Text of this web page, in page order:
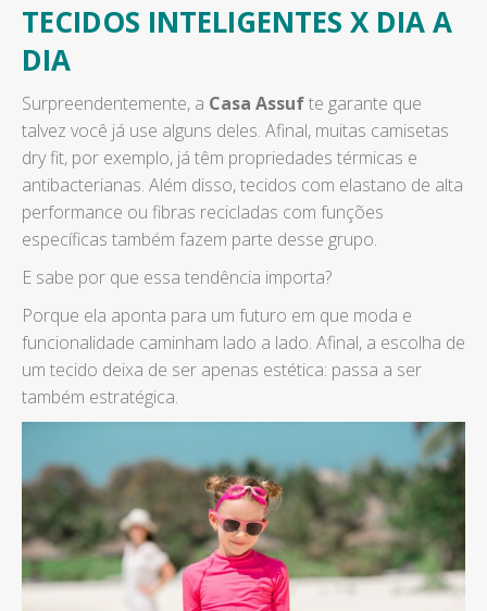
TECIDOS INTELIGENTES X DIA A
DIA
Surpreendentemente, a Casa Assufte garante que
talvez você já use alguns deles. Afinal, muitas camisetas
dry fit, por exemplo, já têm propriedades térmicas e
antibacterianas. Além disso, tecidos com elastano de alta
performance ou fibras recicladas com funções
específicas também fazem parte desse grupo.
E sabe por que essa tendência importa?
Porque ela aponta para um futuro em que moda e
funcionalidade caminham lado a lado. Afinal, a escolha de
um tecido deixa de ser apenas estética: passa a ser
também estratégica.